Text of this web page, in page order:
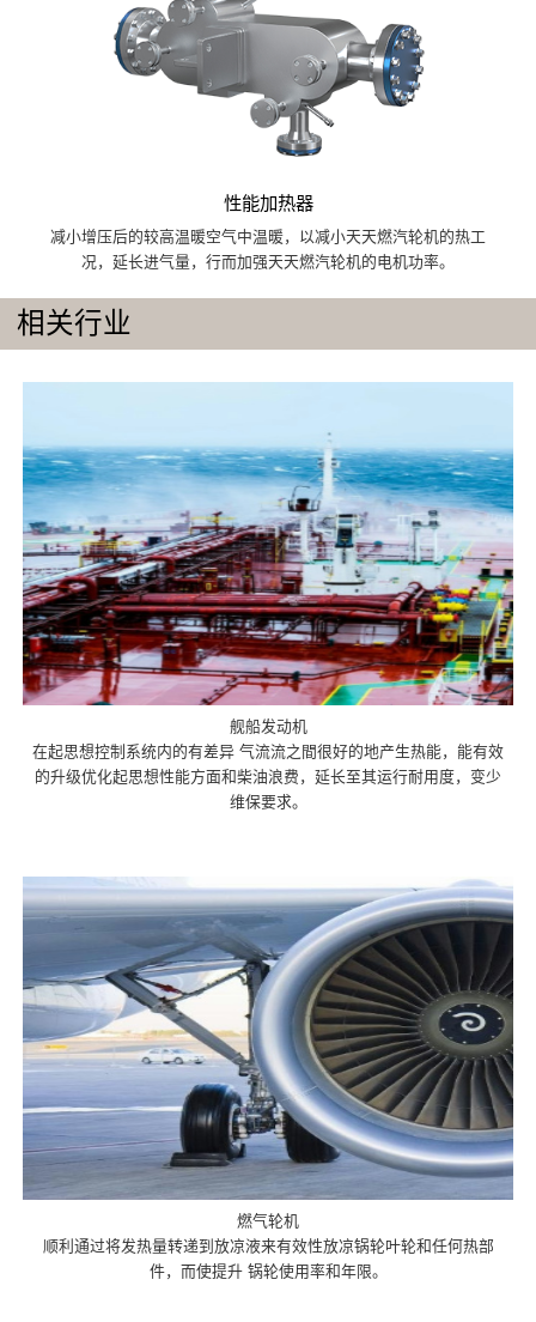
性能加热器
减小增压后的较高温暖空气中温暖，以减小天天燃汽轮机的热工
况，延长进气量，行而加强天天燃汽轮机的电机功率。
相关行业
舰船发动机
在起思想控制系统内的有差异 气流流之間很好的地产生热能，能有效
的升级优化起思想性能方面和柴油浪费，延长至其运行耐用度，变少
维保要求。
燃气轮机
顺利通过将发热量转递到放凉液来有效性放凉锅轮叶轮和任何热部
件，而使提升 锅轮使用率和年限。